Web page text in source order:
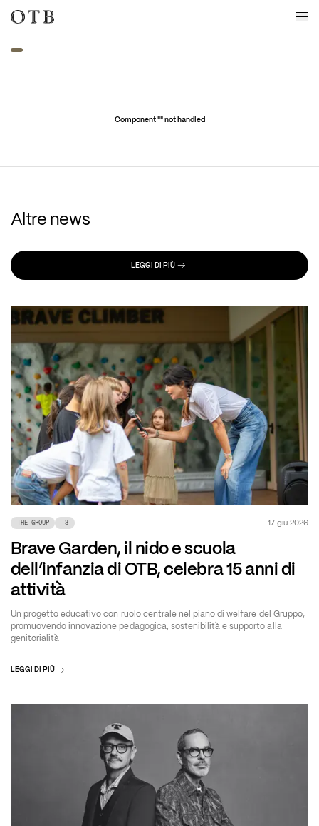
Skip to main content
Component "" not handled
Altre news
LEGGI DI PIÙ
THE GROUP +3 17 giu 2026
Brave Garden, il nido e scuola
dell’infanzia di OTB, celebra 15 anni di
attività
Un progetto educativo con ruolo centrale nel piano di welfare del Gruppo,
promuovendo innovazione pedagogica, sostenibilità e supporto alla
genitorialità
LEGGI DI PIÙ